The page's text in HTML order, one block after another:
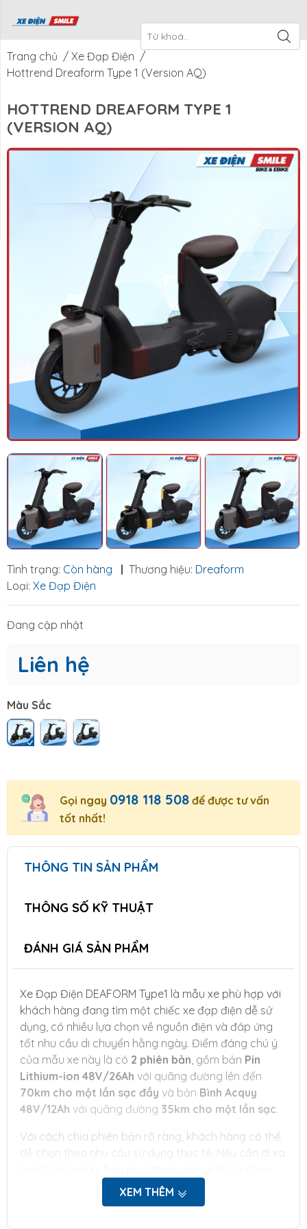
Xe Điện
Smile
CTKM Tháng
Trang chủ / Xe Đạp Điện /
Hottrend Dreaform Type 1 (Version AQ)
HOTTREND DREAFORM TYPE 1
(VERSION AQ)
Tình trạng: Còn hàng | Thương hiệu: Dreaform
Loại: Xe Đạp Điện
Đang cập nhật
Liên hệ
Màu Sắc
Gọi ngay 0918 118 508 để được tư vấn
tốt nhất!
THÔNG TIN SẢN PHẨM
THÔNG SỐ KỸ THUẬT
ĐÁNH GIÁ SẢN PHẨM
Xe Đạp Điện DEAFORM Type1 là mẫu xe phù hợp với
khách hàng đang tìm một chiếc xe đạp điện dễ sử
dụng, có nhiều lựa chọn về nguồn điện và đáp ứng
tốt nhu cầu di chuyển hằng ngày. Điểm đáng chú ý
của mẫu xe này là có 2 phiên bản, gồm bản Pin
Lithium-ion 48V/26Ah với quãng đường lên đến
70km cho một lần sạc đầy và bản Bình Acquy
48V/12Ah với quãng đường 35km cho một lần sạc.
Với cách chia phiên bản rõ ràng, khách hàng có thể
dễ chọn theo nhu cầu sử dụng thực tế. Nếu cần đi xa
đáng cân nhắc. Nếu nhu cầu di chuyển chủ yếu là đi
học, đi làm gần nhà hoặc đi lại trong khu vực quen
XEM THÊM